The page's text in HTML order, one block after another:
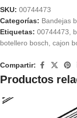
SKU: 00744473
Categorías: Bandejas
Etiquetas: 00744473
botellero bosch cajon
Compartir:
Productos